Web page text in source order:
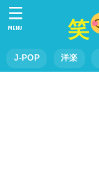
笑
J-POP 洋楽
MENU